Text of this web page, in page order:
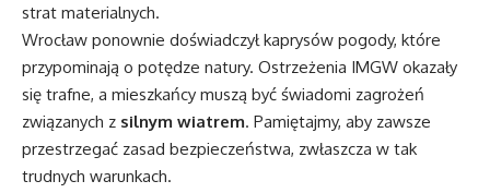
strat materialnych.
Wrocław ponownie doświadczył kaprysów pogody, które
przypominają o potędze natury. Ostrzeżenia IMGW okazały
się trafne, a mieszkańcy muszą być świadomi zagrożeń
związanych z silnym wiatrem. Pamiętajmy, aby zawsze
przestrzegać zasad bezpieczeństwa, zwłaszcza w tak
trudnych warunkach.